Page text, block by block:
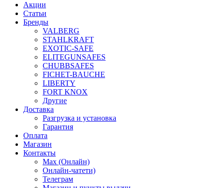
Акции
Статьи
Бренды
VALBERG
STAHLKRAFT
EXOTIC-SAFE
ELITEGUNSAFES
CHUBBSAFES
FICHET-BAUCHE
LIBERTY
FORT KNOX
Другие
Доставка
Разгрузка и установка
Гарантия
Оплата
Магазин
Контакты
Max (Онлайн)
Онлайн-чатети)
Телеграм